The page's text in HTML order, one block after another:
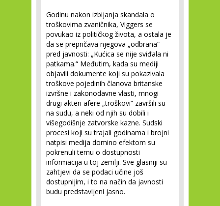
Godinu nakon izbijanja skandala o
troškovima zvaničnika, Viggers se
povukao iz političkog života, a ostala je
da se prepričava njegova „odbrana“
pred javnosti: „Kućica se nije sviđala ni
patkama.“ Međutim, kada su mediji
objavili dokumente koji su pokazivala
troškove pojedinih članova britanske
izvršne i zakonodavne vlasti, mnogi
drugi akteri afere „troškovi“ završili su
na sudu, a neki od njih su dobili i
višegodišnje zatvorske kazne. Sudski
procesi koji su trajali godinama i brojni
natpisi medija domino efektom su
pokrenuli temu o dostupnosti
informacija u toj zemlji. Sve glasniji su
zahtjevi da se podaci učine još
dostupnijim, i to na način da javnosti
budu predstavljeni jasno.